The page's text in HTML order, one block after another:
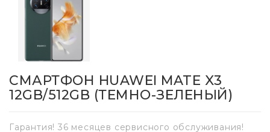
СМАРТФОН HUAWEI MATE X3
12GB/512GB (ТЕМНО-ЗЕЛЕНЫЙ)
Гарантия! 36 месяцев сервисного обслуживания!